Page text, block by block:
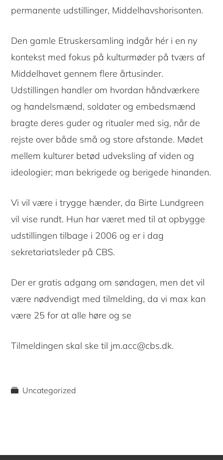
permanente udstillinger, Middelhavshorisonten.
Den gamle Etruskersamling indgår hér i en ny
kontekst med fokus på kulturmøder på tværs af
Middelhavet gennem flere årtusinder.
Udstillingen handler om hvordan håndværkere
og handelsmænd, soldater og embedsmænd
bragte deres guder og ritualer med sig, når de
rejste over både små og store afstande. Mødet
mellem kulturer betød udveksling af viden og
ideologier; man bekrigede og berigede hinanden.
Vi vil være i trygge hænder, da Birte Lundgreen
vil vise rundt. Hun har været med til at opbygge
udstillingen tilbage i 2006 og er i dag
sekretariatsleder på CBS.
Der er gratis adgang om søndagen, men det vil
være nødvendigt med tilmelding, da vi max kan
være 25 for at alle høre og se
Tilmeldingen skal ske til jm.acc@cbs.dk.
Uncategorized